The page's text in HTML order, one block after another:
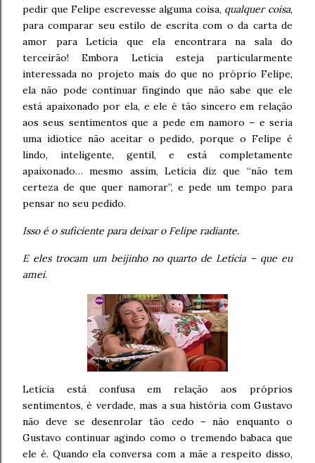
pedir que Felipe escrevesse alguma coisa, qualquer coisa,
para comparar seu estilo de escrita com o da carta de
amor para Letícia que ela encontrara na sala do
terceirão! Embora Letícia esteja particularmente
interessada no projeto mais do que no próprio Felipe,
ela não pode continuar fingindo que não sabe que ele
está apaixonado por ela, e ele é tão sincero em relação
aos seus sentimentos que a pede em namoro – e seria
uma idiotice não aceitar o pedido, porque o Felipe é
lindo, inteligente, gentil, e está completamente
apaixonado… mesmo assim, Letícia diz que “não tem
certeza de que quer namorar”, e pede um tempo para
pensar no seu pedido.
Isso é o suficiente para deixar o Felipe radiante.
E eles trocam um beijinho no quarto de Letícia – que eu
amei.
Letícia está confusa em relação aos próprios
sentimentos, é verdade, mas a sua história com Gustavo
não deve se desenrolar tão cedo – não enquanto o
Gustavo continuar agindo como o tremendo babaca que
ele é. Quando ela conversa com a mãe a respeito disso,